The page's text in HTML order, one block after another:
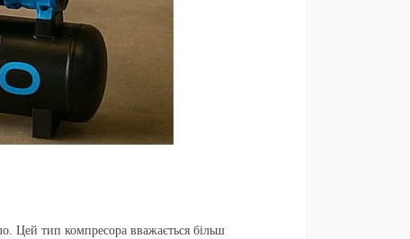
Цей тип компресора вважається більш